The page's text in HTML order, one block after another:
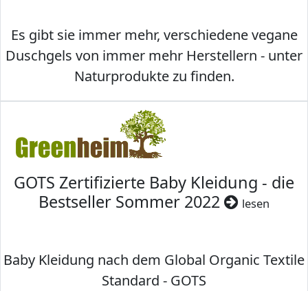
Es gibt sie immer mehr, verschiedene vegane
Duschgels von immer mehr Herstellern - unter
Naturprodukte zu finden.
GOTS Zertifizierte Baby Kleidung - die
Bestseller Sommer 2022
lesen
Baby Kleidung nach dem Global Organic Textile
Standard - GOTS